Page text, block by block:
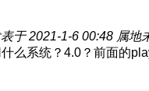
于 2021-1-6 00:48 属地
么系统？4.0？前面的